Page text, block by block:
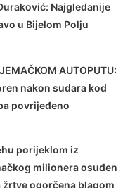
Najgledanije
u Bijelom Polju
AUTOPUTU:
nakon sudara kod
povrijeđeno
porijeklom iz
milionera osuđen
ogorčena blagom